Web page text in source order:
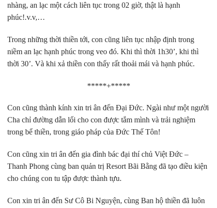
nhàng, an lạc một cách liên tục trong 02 giờ, thật là hạnh
phúc!.v.v,…
Trong những thời thiền tới, con cũng liên tục nhập định trong
niềm an lạc hạnh phúc trong veo đó. Khi thì thời 1h30’, khi thì
thời 30’. Và khi xả thiền con thấy rất thoải mái và hạnh phúc.
*****+*****
Con cũng thành kính xin tri ân đến Đại Đức. Ngài như một người
Cha chỉ đường dẫn lối cho con được tắm mình và trải nghiệm
trong bể thiền, trong giáo pháp của Đức Thế Tôn!
Con cũng xin tri ân đến gia đình bác đại thí chủ Việt Đức –
Thanh Phong cùng ban quản trị Resort Bãi Bằng đã tạo điều kiện
cho chúng con tu tập được thành tựu.
Con xin tri ân đến Sư Cô Bi Nguyện, cùng Ban hộ thiền đã luôn